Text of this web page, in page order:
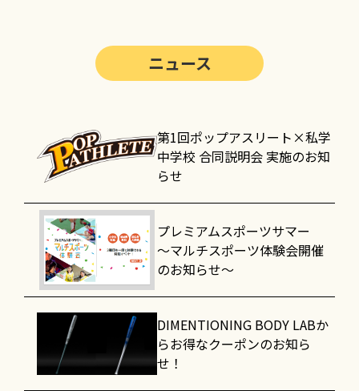
ニュース
第1回ポップアスリート×私学
中学校 合同説明会 実施のお知
らせ
プレミアムスポーツサマー
～マルチスポーツ体験会開催
のお知らせ～
DIMENTIONING BODY LABか
らお得なクーポンのお知ら
せ！